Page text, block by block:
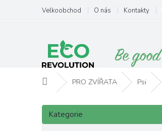
obsah
Velkoobchod O nás Kontakty
Domů PRO ZVÍŘATA Psi
P
s
Přeskočit
kategorie
Kategorie